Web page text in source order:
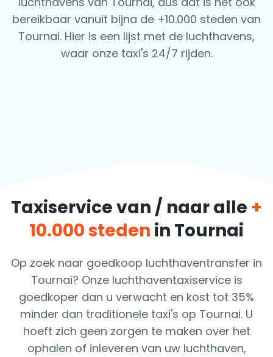
bereikbaar vanuit bijna de +10.000 steden van
Tournai. Hier is een lijst met de luchthavens,
waar onze taxi's 24/7 rijden.
Taxiservice van / naar alle +
10.000 steden in Tournai
Op zoek naar goedkoop luchthaventransfer in
Tournai? Onze luchthaventaxiservice is
goedkoper dan u verwacht en kost tot 35%
minder dan traditionele taxi's op Tournai. U
hoeft zich geen zorgen te maken over het
ophalen of inleveren van uw luchthaven,